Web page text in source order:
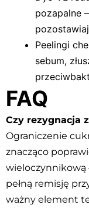
pozapalne
Peelingi
sebum,
FAQ
Czy rezygnacja
Ograniczenie
znacząco
wieloczynnikową
pełną remisję
ważny element